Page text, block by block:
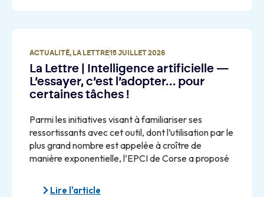
ACTUALITÉ, LA LETTRE15 JUILLET 2026
La Lettre | Intelligence artificielle —
L’essayer, c’est l’adopter… pour
certaines tâches !
Parmi les initiatives visant à familiariser ses
ressortissants avec cet outil, dont l’utilisation par le
plus grand nombre est appelée à croître de
manière exponentielle, l’EPCI de Corse a proposé
Lire l'article